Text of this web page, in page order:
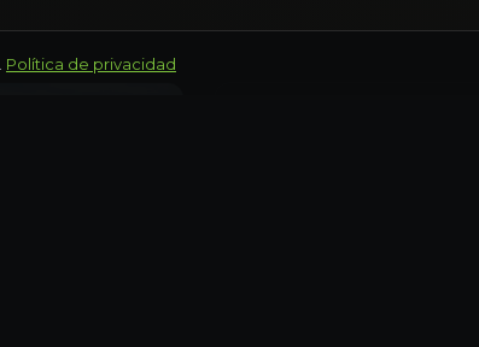
Política de privacidad